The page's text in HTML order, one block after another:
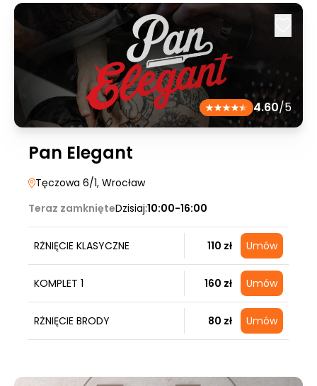
4.60/5
Pan Elegant
Tęczowa 6/1, Wrocław
Teraz zamknięteDzisiaj:10:00-16:00
RŻNIĘCIE KLASYCZNE 110 zł Umów
KOMPLET 1 160 zł Umów
RŻNIĘCIE BRODY 80 zł Umów